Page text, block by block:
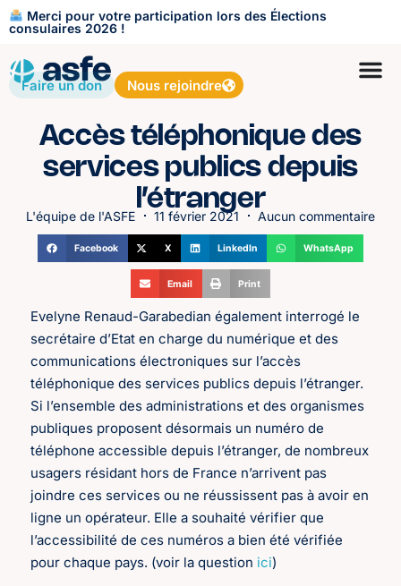
Merci pour votre participation lors des Élections
consulaires 2026 !
Faire un don Nous rejoindre
Accès téléphonique des
services publics depuis
l’étranger
L'équipe de l'ASFE 11 février 2021 Aucun commentaire
Facebook X LinkedIn WhatsApp
Email Print
Evelyne Renaud-Garabedian également interrogé le
secrétaire d’Etat en charge du numérique et des
communications électroniques sur l’accès
téléphonique des services publics depuis l’étranger.
Si l’ensemble des administrations et des organismes
publiques proposent désormais un numéro de
téléphone accessible depuis l’étranger, de nombreux
usagers résidant hors de France n’arrivent pas
joindre ces services ou ne réussissent pas à avoir en
ligne un opérateur. Elle a souhaité vérifier que
l’accessibilité de ces numéros a bien été vérifiée
pour chaque pays. (voir la question ici)